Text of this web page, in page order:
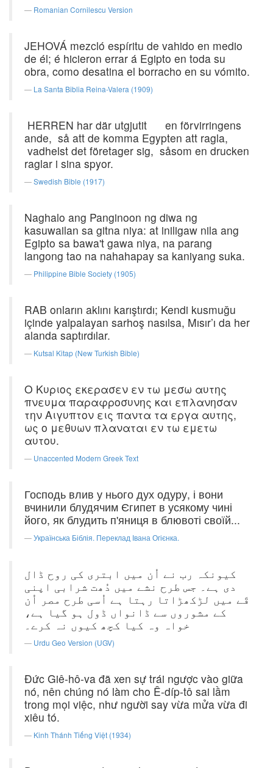
Romanian Cornilescu Version
JEHOVÁ mezcló espíritu de vahido en medio
de él; é hicieron errar á Egipto en toda su
obra, como desatina el borracho en su vómito.
La Santa Biblia Reina-Valera (1909)
HERREN har där utgjutit en förvirringens
ande, så att de komma Egypten att ragla,
vadhelst det företager sig, såsom en drucken
raglar i sina spyor.
Swedish Bible (1917)
Naghalo ang Panginoon ng diwa ng
kasuwailan sa gitna niya: at iniligaw nila ang
Egipto sa bawa't gawa niya, na parang
langong tao na nahahapay sa kaniyang suka.
Philippine Bible Society (1905)
RAB onların aklını karıştırdı; Kendi kusmuğu
içinde yalpalayan sarhoş nasılsa, Mısır’ı da her
alanda saptırdılar.
Kutsal Kitap (New Turkish Bible)
Ο Κυριος εκερασεν εν τω μεσω αυτης
πνευμα παραφροσυνης και επλανησαν
την Αιγυπτον εις παντα τα εργα αυτης,
ως ο μεθυων πλαναται εν τω εμετω
αυτου.
Unaccented Modern Greek Text
Господь влив у нього дух одуру, і вони
вчинили блудячим Єгипет в усякому чині
його, як блудить п'яниця в блювоті своїй...
Українська Біблія. Переклад Івана Огієнка.
کیونکہ رب نے اُن میں ابتری کی روح ڈال
دی ہے۔ جس طرح نشے میں دُھت شرابی اپنی
قَے میں لڑکھڑاتا رہتا ہے اُسی طرح مصر اُن
کے مشوروں سے ڈانواں ڈول ہو گیا ہے،
خواہ وہ کیا کچھ کیوں نہ کرے۔
Urdu Geo Version (UGV)
Ðức Giê-hô-va đã xen sự trái ngược vào giữa
nó, nên chúng nó làm cho Ê-díp-tô sai lầm
trong mọi việc, như người say vừa mửa vừa đi
xiêu tó.
Kinh Thánh Tiếng Việt (1934)